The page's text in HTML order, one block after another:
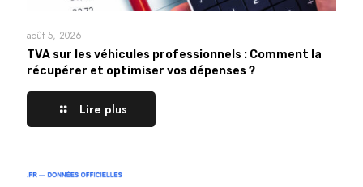
août 5, 2026
TVA sur les véhicules professionnels : Comment la
récupérer et optimiser vos dépenses ?
Lire plus